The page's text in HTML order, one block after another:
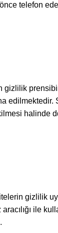
telefon
edilmektedir.
gizlilik
ile